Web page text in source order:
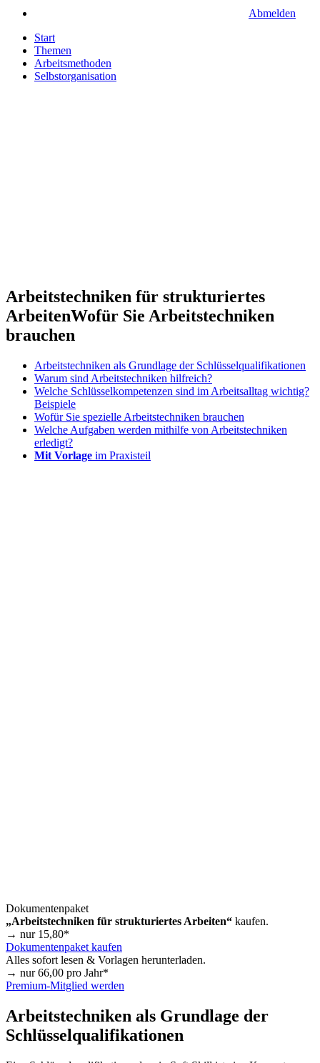
Abmelden
Start
Themen
Arbeitsmethoden
Selbstorganisation
Arbeitstechniken für strukturiertes
ArbeitenWofür Sie Arbeitstechniken
brauchen
Arbeitstechniken als Grundlage der Schlüsselqualifikationen
Warum sind Arbeitstechniken hilfreich?
Welche Schlüsselkompetenzen sind im Arbeitsalltag wichtig?
Beispiele
Wofür Sie spezielle Arbeitstechniken brauchen
Welche Aufgaben werden mithilfe von Arbeitstechniken
erledigt?
Mit Vorlage im Praxisteil
Dokumentenpaket
„Arbeitstechniken für strukturiertes Arbeiten“ kaufen.
→ nur 15,80*
Dokumentenpaket kaufen
Alles sofort lesen & Vorlagen herunterladen.
→ nur66,00 pro Jahr*
Premium-Mitglied werden
Arbeitstechniken als Grundlage der
Schlüsselqualifikationen